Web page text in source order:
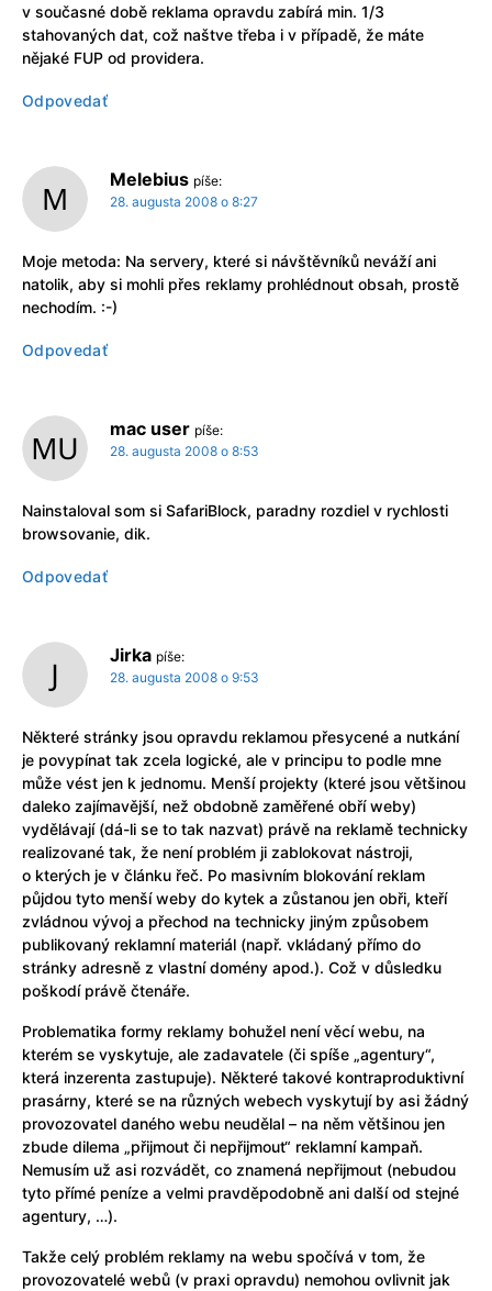
v současné době reklama opravdu zabírá min. 1/3
stahovaných dat, což naštve třeba i v případě, že máte
nějaké FUP od providera.
Odpovedať
Melebius píše:
28. augusta 2008 o 8:27
Moje metoda: Na servery, které si návštěvníků neváží ani
natolik, aby si mohli přes reklamy prohlédnout obsah, prostě
nechodím. :-)
Odpovedať
mac user píše:
28. augusta 2008 o 8:53
Nainstaloval som si SafariBlock, paradny rozdiel v rychlosti
browsovanie, dik.
Odpovedať
Jirka píše:
28. augusta 2008 o 9:53
Některé stránky jsou opravdu reklamou přesycené a nutkání
je povypínat tak zcela logické, ale v principu to podle mne
může vést jen k jednomu. Menší projekty (které jsou většinou
daleko zajímavější, než obdobně zaměřené obří weby)
vydělávají (dá-li se to tak nazvat) právě na reklamě technicky
realizované tak, že není problém ji zablokovat nástroji,
o kterých je v článku řeč. Po masivním blokování reklam
půjdou tyto menší weby do kytek a zůstanou jen obři, kteří
zvládnou vývoj a přechod na technicky jiným způsobem
publikovaný reklamní materiál (např. vkládaný přímo do
stránky adresně z vlastní domény apod.). Což v důsledku
poškodí právě čtenáře.
Problematika formy reklamy bohužel není věcí webu, na
kterém se vyskytuje, ale zadavatele (či spíše „agentury“,
která inzerenta zastupuje). Některé takové kontraproduktivní
prasárny, které se na různých webech vyskytují by asi žádný
provozovatel daného webu neudělal – na něm většinou jen
zbude dilema „přijmout či nepřijmout“ reklamní kampaň.
Nemusím už asi rozvádět, co znamená nepřijmout (nebudou
tyto přímé peníze a velmi pravděpodobně ani další od stejné
agentury, …).
Takže celý problém reklamy na webu spočívá v tom, že
provozovatelé webů (v praxi opravdu) nemohou ovlivnit jak